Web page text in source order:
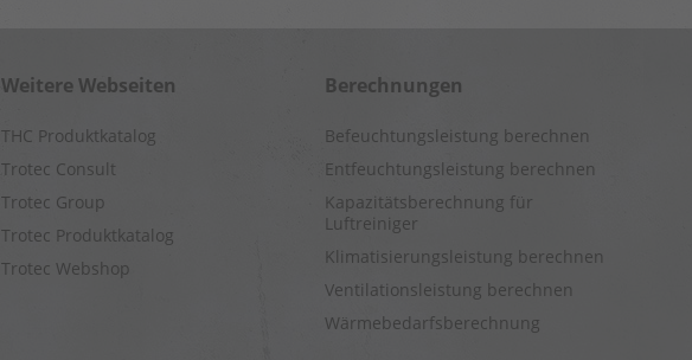
Weitere Webseiten
THC Produktkatalog
Trotec Consult
Trotec Group
Trotec Produktkatalog
Trotec Webshop
Berechnungen
Befeuchtungsleistung berechnen
Entfeuchtungsleistung berechnen
Kapazitätsberechnung für
Luftreiniger
Klimatisierungsleistung berechnen
Ventilationsleistung berechnen
Wärmebedarfsberechnung